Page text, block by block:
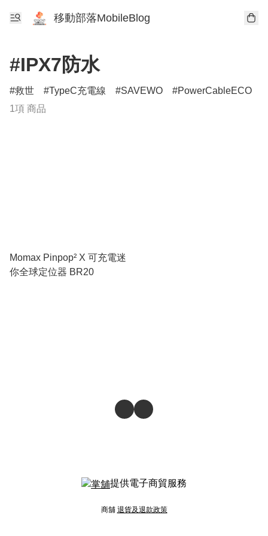
移動部落MobileBlog
#IPX7防水
救世 TypeC充電線 SAVEWO PowerCableECO
1項 商品
Momax Pinpop² X 可充電迷
你全球定位器 BR20
提供電子商貿服務
商舖 退貨及退款政策